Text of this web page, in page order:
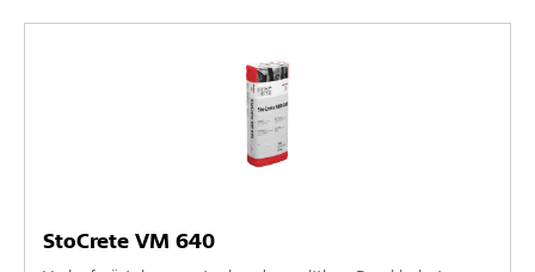
StoCrete VM 640